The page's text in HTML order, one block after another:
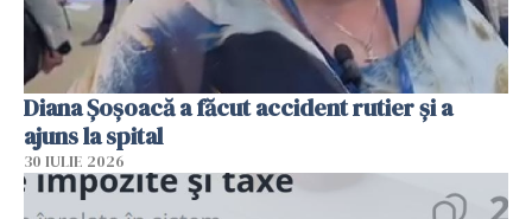
Diana Șoșoacă a făcut accident rutier și a
ajuns la spital
30 IULIE 2026